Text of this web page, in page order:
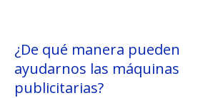
¿De qué manera pueden
ayudarnos las máquinas
publicitarias?